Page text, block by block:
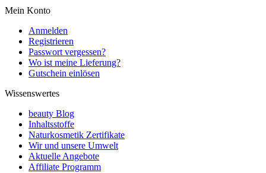
Mein Konto
Anmelden
Registrieren
Passwort vergessen?
Wo ist meine Lieferung?
Gutschein einlösen
Wissenswertes
beauty Blog
Inhaltsstoffe
Naturkosmetik Zertifikate
Wir und unsere Umwelt
Aktuelle Angebote
Affiliate Programm